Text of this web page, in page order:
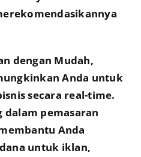
dengan Mudah,
Anda untuk
secara real-time.
dalam pemasaran
Anda
untuk iklan,